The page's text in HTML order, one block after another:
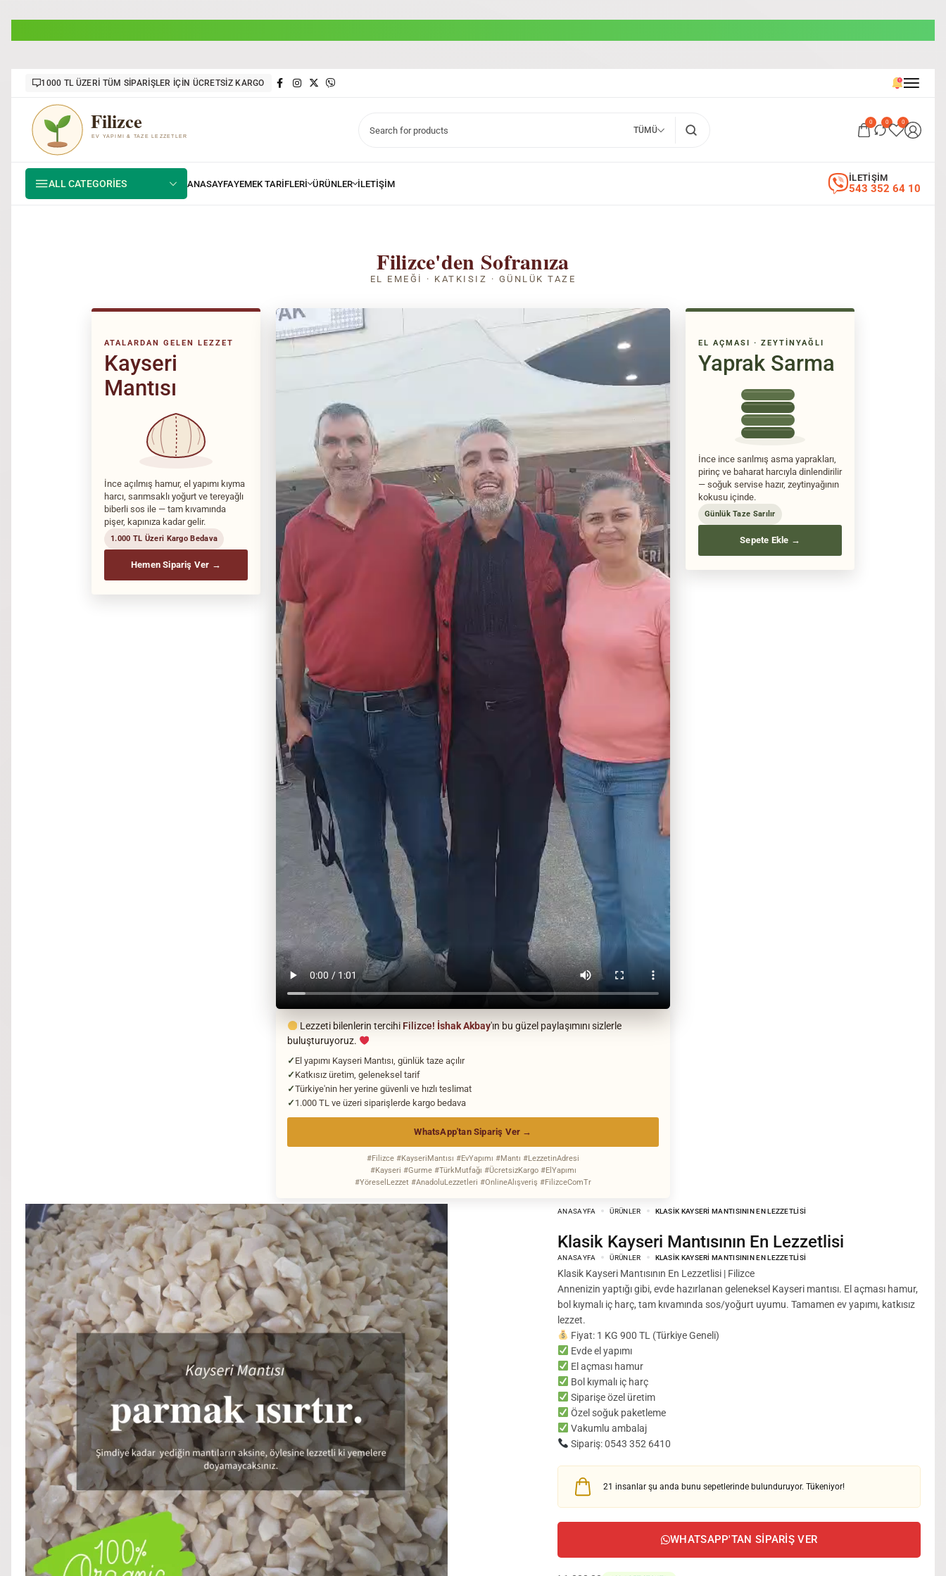
1000 TL ÜZERİ TÜM SİPARİŞLER İÇİN ÜCRETSİZ KARGO
TÜMÜ
0 0 0
ALL CATEGORIES 543 352 64 10
İLETİŞİM
Filizce'den Sofranıza
EL EMEĞI · KATKISIZ · GÜNLÜK TAZE
ATALARDAN GELEN LEZZET
Kayseri
Mantısı
İnce açılmış hamur, el yapımı kıyma
harcı, sarımsaklı yoğurt ve tereyağlı
biberli sos ile — tam kıvamında
pişer, kapınıza kadar gelir.
1.000 TL Üzeri Kargo Bedava
Hemen Sipariş Ver →
Lezzeti bilenlerin tercihi Filizce! İshak Akbay'ın bu güzel paylaşımını sizlerle
buluşturuyoruz.
El yapımı Kayseri Mantısı, günlük taze açılır
Katkısız üretim, geleneksel tarif
Türkiye'nin her yerine güvenli ve hızlı teslimat
1.000 TL ve üzeri siparişlerde kargo bedava
WhatsApp'tan Sipariş Ver →
#Filizce #KayseriMantısı #EvYapımı #Mantı #LezzetinAdresi
#Kayseri #Gurme #TürkMutfağı #ÜcretsizKargo #ElYapımı
#YöreselLezzet #AnadoluLezzetleri #OnlineAlışveriş #FilizceComTr
EL AÇMASI · ZEYTINYAĞLI
Yaprak Sarma
İnce ince sarılmış asma yaprakları,
pirinç ve baharat harcıyla dinlendirilir
— soğuk servise hazır, zeytinyağının
kokusu içinde.
Günlük Taze Sarılır
Sepete Ekle →
ANASAYFA ÜRÜNLER KLASIK KAYSERI MANTISININ EN LEZZETLISI
Klasik Kayseri Mantısının En Lezzetlisi
ANASAYFA ÜRÜNLER KLASIK KAYSERI MANTISININ EN LEZZETLISI
Klasik Kayseri Mantısının En Lezzetlisi | Filizce
Annenizin yaptığı gibi, evde hazırlanan geleneksel Kayseri mantısı. El açması hamur,
bol kıymalı iç harç, tam kıvamında sos/yoğurt uyumu. Tamamen ev yapımı, katkısız
lezzet.
Fiyat: 1 KG 900 TL (Türkiye Geneli)
Evde el yapımı
El açması hamur
Bol kıymalı iç harç
Siparişe özel üretim
Özel soğuk paketleme
Vakumlu ambalaj
Sipariş: 0543 352 6410
21 insanlar şu anda bunu sepetlerinde bulunduruyor. Tükeniyor!
WHATSAPP'TAN SIPARIŞ VER